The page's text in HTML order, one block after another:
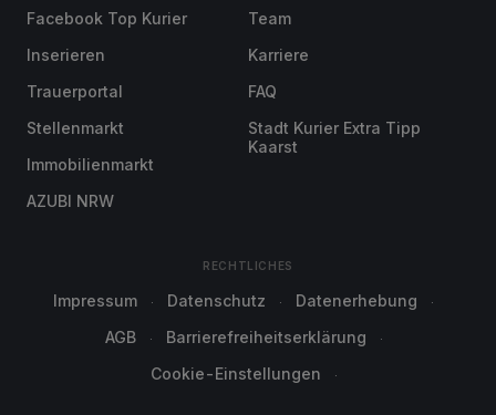
Facebook Top Kurier
Inserieren
Trauerportal
Stellenmarkt
Immobilienmarkt
AZUBI NRW
Team
Karriere
FAQ
Stadt Kurier Extra Tipp
Kaarst
RECHTLICHES
Impressum Datenschutz
Datenerhebung
AGB
Barrierefreiheitserklärung
Cookie-Einstellungen